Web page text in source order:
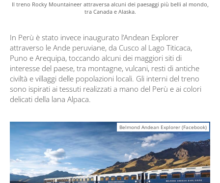
Il treno Rocky Mountaineer attraversa alcuni dei paesaggi più belli al mondo,
tra Canada e Alaska.
In Perù è stato invece inaugurato l’Andean Explorer
attraverso le Ande peruviane, da Cusco al Lago Titicaca,
Puno e Arequipa, toccando alcuni dei maggiori siti di
interesse del paese, tra montagne, vulcani, resti di antiche
civiltà e villaggi delle popolazioni locali. Gli interni del treno
sono ispirati ai tessuti realizzati a mano del Perù e ai colori
delicati della lana Alpaca.
Belmond Andean Explorer (Facebook)